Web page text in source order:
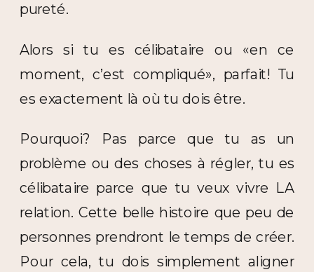
pureté.
Alors si tu es célibataire ou «en ce
moment, c’est compliqué», parfait! Tu
es exactement là où tu dois être.
Pourquoi? Pas parce que tu as un
problème ou des choses à régler, tu es
célibataire parce que tu veux vivre LA
relation. Cette belle histoire que peu de
personnes prendront le temps de créer.
Pour cela, tu dois simplement aligner